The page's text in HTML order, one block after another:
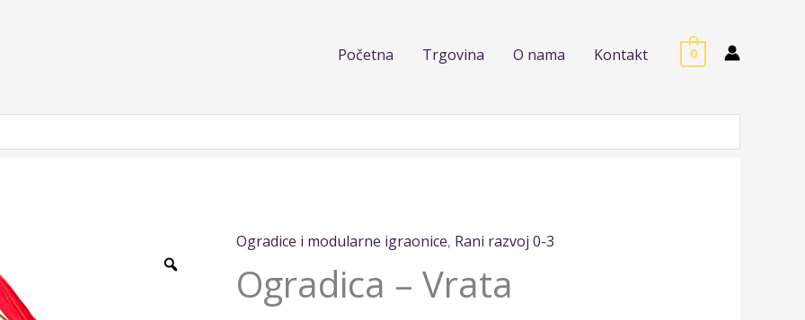
Početna Trgovina O nama Kontakt 0
Ogradice i modularne igraonice, Rani razvoj 0-3
Ogradica – Vrata
Ogradica
-
Vrata